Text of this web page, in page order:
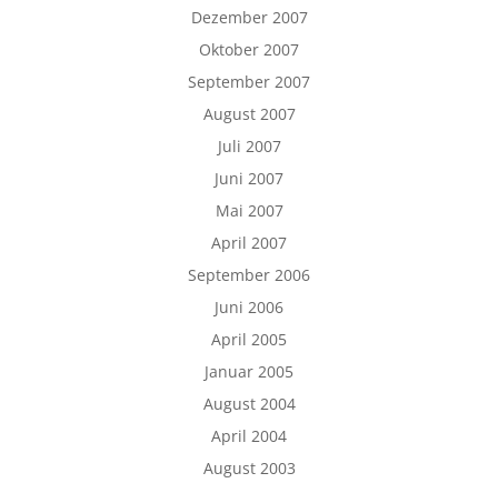
Dezember 2007
Oktober 2007
September 2007
August 2007
Juli 2007
Juni 2007
Mai 2007
April 2007
September 2006
Juni 2006
April 2005
Januar 2005
August 2004
April 2004
August 2003